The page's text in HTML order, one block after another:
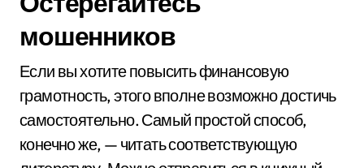
мошенников
Если вы хотите повысить финансовую
грамотность, этого вполне возможно достичь
самостоятельно. Самый простой способ,
конечно же, — читать соответствующую